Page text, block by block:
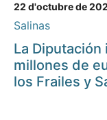
22 d'octubre de
Salinas
La
millones de
los Frailes y